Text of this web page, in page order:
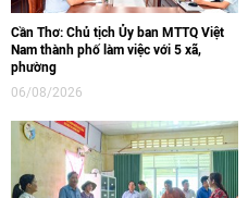
Cần Thơ: Chủ tịch Ủy ban MTTQ Việt
Nam thành phố làm việc với 5 xã,
phường
06/08/2026